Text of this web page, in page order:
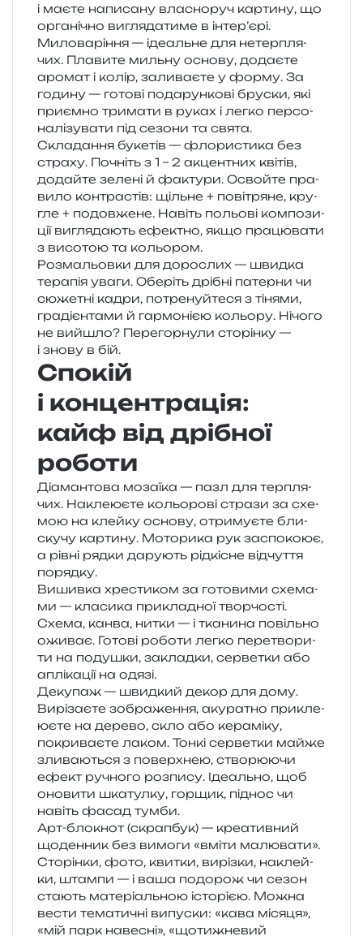
і маєте напи­са­ну вла­сно­руч кар­ти­ну, що
орга­ні­чно вигля­да­ти­ме в інтер’єрі.
Миловаріння — іде­аль­не для нетер­пля­
чих. Плавите миль­ну осно­ву, дода­є­те
аро­мат і колір, зали­ва­є­те у форму. За
годи­ну — гото­ві пода­рун­ко­ві бру­ски, які
при­єм­но три­ма­ти в руках і легко пер­со­
на­лі­зу­ва­ти під сезо­ни та свята.
Складання буке­тів — фло­ри­сти­ка без
стра­ху. Почніть з 1 – 2 акцен­тних кві­тів,
додай­те зеле­ні й факту­ри. Освойте пра­
ви­ло кон­тра­стів: щіль­не + пові­тря­не, кру­
гле + подов­же­не. Навіть польо­ві ком­по­зи­
ції вигля­да­ють ефе­ктно, якщо пра­цю­ва­ти
з висо­тою та кольором.
Розмальовки для доро­слих — швид­ка
тера­пія уваги. Оберіть дрі­бні патер­ни чи
сюже­тні кадри, потре­нуй­те­ся з тіня­ми,
гра­ді­єн­та­ми й гар­мо­ні­єю кольо­ру. Нічого
не вийшло? Перегорнули сто­рін­ку —
і знову в бій.
Спокій
і концентрація:
кайф від дрібної
роботи
Діамантова моза­ї­ка — пазл для тер­пля­
чих. Наклеюєте кольо­ро­ві стра­зи за схе­
мою на клей­ку осно­ву, отри­му­є­те бли­
ску­чу кар­ти­ну. Моторика рук заспо­ко­ює,
а рівні рядки дару­ють рід­кі­сне від­чу­т­тя
порядку.
Вишивка хре­сти­ком за гото­ви­ми схе­ма­
ми — кла­си­ка при­кла­дної твор­чо­сті.
Схема, канва, нитки — і тка­ни­на повіль­но
ожи­ває. Готові робо­ти легко пере­тво­ри­
ти на поду­шки, заклад­ки, сер­ве­тки або
аплі­ка­ції на одязі.
Декупаж — швид­кий декор для дому.
Вирізаєте зобра­же­н­ня, аку­ра­тно при­кле­
ю­є­те на дере­во, скло або кера­мі­ку,
покри­ва­є­те лаком. Тонкі сер­ве­тки майже
зли­ва­ю­ться з поверх­нею, ство­рю­ю­чи
ефект ручно­го роз­пи­су. Ідеально, щоб
оно­ви­ти шка­тул­ку, гор­щик, під­нос чи
навіть фасад тумби.
Арт-бло­кнот (скрап­бук) — кре­а­тив­ний
щоден­ник без вимо­ги «вміти малю­ва­ти».
Сторінки, фото, кви­тки, виріз­ки, наклей­
ки, штам­пи — і ваша подо­рож чи сезон
ста­ють мате­рі­аль­ною істо­рі­єю. Можна
вести тема­ти­чні випу­ски: «кава міся­ця»,
«мій парк наве­сні», «щоти­жне­вий